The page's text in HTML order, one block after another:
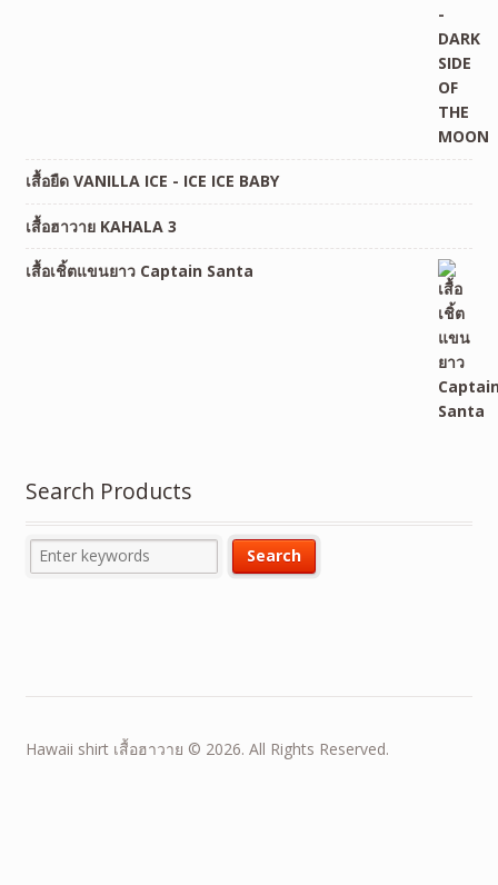
เสื้อยืด VANILLA ICE - ICE ICE BABY
เสื้อฮาวาย KAHALA 3
เสื้อเชิ้ตแขนยาว Captain Santa
Search Products
Hawaii shirt เสื้อฮาวาย © 2026. All Rights Reserved.